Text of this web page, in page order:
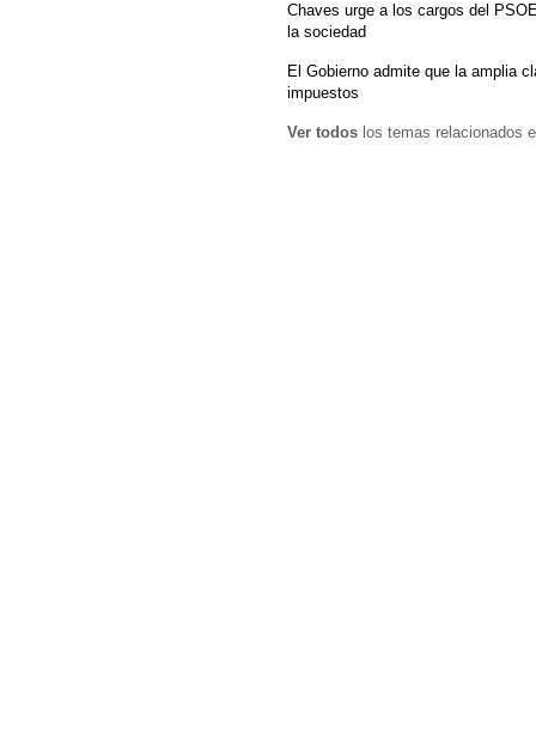
Chaves urge a los cargos del
la sociedad
El Gobierno admite que la amplia
impuestos
Ver todos los temas relacionados